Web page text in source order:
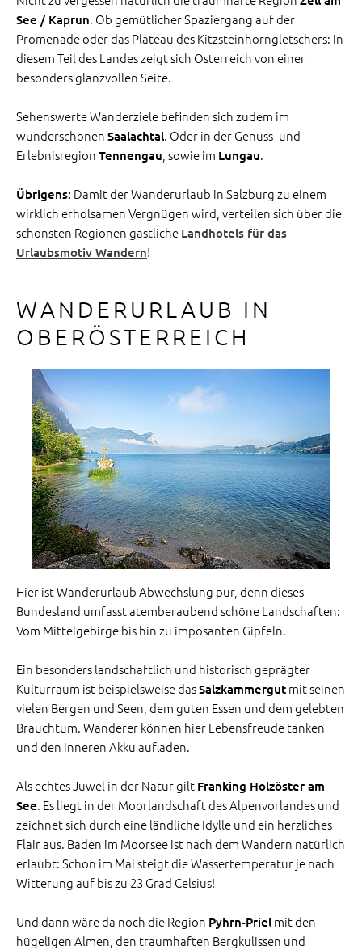
See / Kaprun. Ob gemütlicher Spaziergang auf der
Promenade oder das Plateau des Kitzsteinhorngletschers: In
diesem Teil des Landes zeigt sich Österreich von einer
besonders glanzvollen Seite.
Sehenswerte Wanderziele befinden sich zudem im
wunderschönen Saalachtal. Oder in der Genuss- und
Erlebnisregion Tennengau , sowie im Lungau.
Übrigens: Damit der Wanderurlaub in Salzburg zu einem
wirklich erholsamen Vergnügen wird, verteilen sich über die
schönsten Regionen gastliche Landhotels für das
Urlaubsmotiv Wandern!
WANDERURLAUB IN
OBERÖSTERREICH
Hier ist Wanderurlaub Abwechslung pur, denn dieses
Bundesland umfasst atemberaubend schöne Landschaften:
Vom Mittelgebirge bis hin zu imposanten Gipfeln.
Ein besonders landschaftlich und historisch geprägter
Kulturraum ist beispielsweise dasSalzkammergut mit seinen
vielen Bergen und Seen, dem guten Essen und dem gelebten
Brauchtum. Wanderer können hier Lebensfreude tanken
und den inneren Akku aufladen.
Als echtes Juwel in der Natur gilt Franking Holzöster am
See. Es liegt in der Moorlandschaft des Alpenvorlandes und
zeichnet sich durch eine ländliche Idylle und ein herzliches
Flair aus. Baden im Moorsee ist nach dem Wandern natürlich
erlaubt: Schon im Mai steigt die Wassertemperatur je nach
Witterung auf bis zu 23 Grad Celsius!
Und dann wäre da noch die Region Pyhrn-Priel mit den
hügeligen Almen, den traumhaften Bergkulissen und